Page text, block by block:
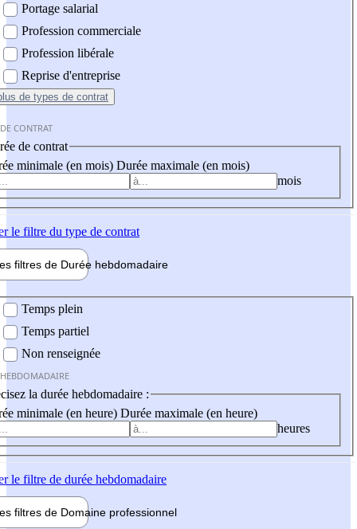
Portage salarial
Profession commerciale
Profession libérale
Reprise d'entreprise
de types de contrat
CONTRAT
de contrat
minimale (en mois) Durée maximale (en mois)
mois
le filtre du type de contrat
filtres de Durée hebdomadaire
Temps plein
Temps partiel
Non renseignée
la durée hebdomadaire :
minimale (en heure) Durée maximale (en heure)
heures
le filtre de durée hebdomadaire
filtres de Domaine professionnel